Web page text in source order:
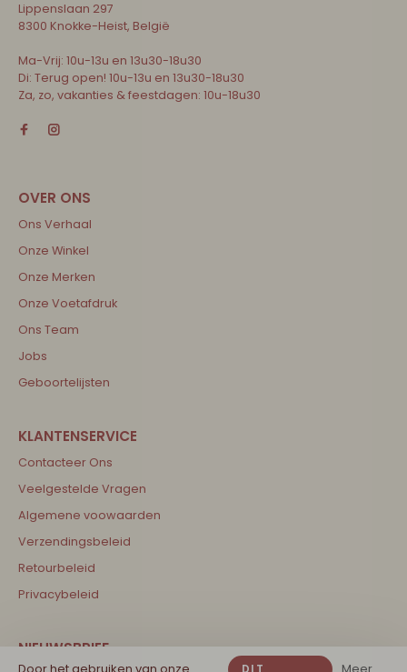
Lippenslaan 297
8300 Knokke-Heist, België
Ma-Vrij: 10u-13u en 13u30-18u30
Di: Terug open! 10u-13u en 13u30-18u30
Za, zo, vakanties & feestdagen: 10u-18u30
Ons Verhaal
Onze Winkel
Onze Merken
Onze Voetafdruk
Ons Team
Jobs
Geboortelijsten
Contacteer Ons
Veelgestelde Vragen
Algemene voowaarden
Verzendingsbeleid
Retourbeleid
Privacybeleid
DIT